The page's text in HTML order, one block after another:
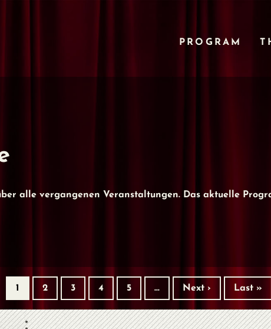
PROGRAM
alle vergangenen Veranstaltungen. Das aktuelle
1 2 3 4 5 … Next › Last »